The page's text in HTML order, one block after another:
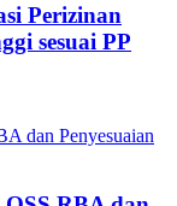
Perizinan
sesuai PP